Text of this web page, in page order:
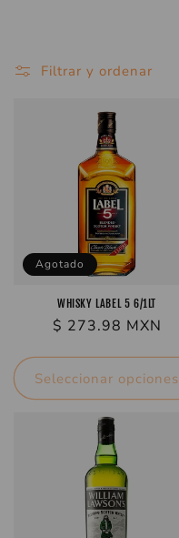
e
n
Filtrar y ordenar
Agotado
WHISKY LABEL 5 6/1LT
Precio
$ 273.98 MXN
Seleccionar opciones